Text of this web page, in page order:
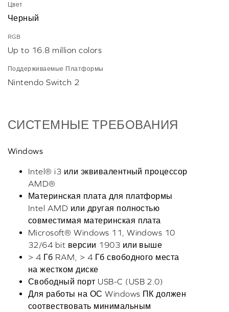
Цвет
Черный
RGB
Up to 16.8 million colors
Поддерживаемые Платформы
Nintendo Switch 2
СИСТЕМНЫЕ ТРЕБОВАНИЯ
Windows
Intel® i3 или эквивалентный процессор
AMD®
Материнская плата для платформы
Intel AMD или другая полностью
совместимая материнская плата
Microsoft® Windows 11, Windows 10
32/64 bit версии 1903 или выше
> 4 Гб RAM, > 4 Гб свободного места
на жестком диске
Свободный порт USB-C (USB 2.0)
Для работы на ОС Windows ПК должен
соотвествовать минимальным